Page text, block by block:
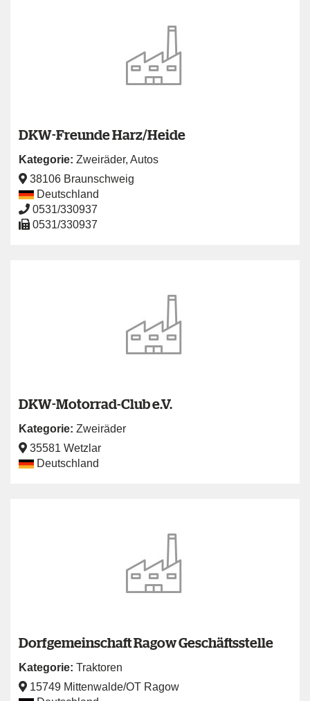
DKW-Freunde Harz/Heide
Kategorie: Zweiräder, Autos
38106 Braunschweig
Deutschland
0531/330937
0531/330937
DKW-Motorrad-Club e.V.
Kategorie: Zweiräder
35581 Wetzlar
Deutschland
Dorfgemeinschaft Ragow Geschäftsstelle
Kategorie: Traktoren
15749 Mittenwalde/OT Ragow